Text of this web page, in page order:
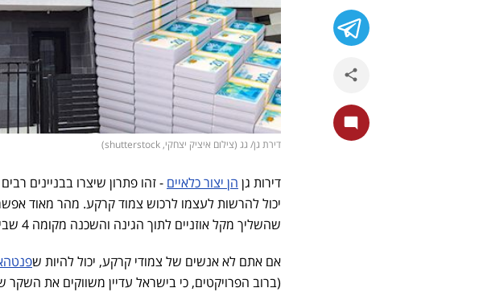
דירת גן/ גג (צילום איציק יצחקי, shutterstock)
דירות גן הן יצור כלאיים - זהו פתרון שיצרו בבניינים
יכול להרשות לעצמו לרכוש צמוד קרקע. מהר מאוד
שהשליך מקל אוזניים לתוך הגינה והשכנה מקומה 4 שביקשה מכם לדבר יותר בשקט כי הילדים ישנים.
אם אתם לא אנשים של צמודי קרקע, יכול להיות ש
(ברוב הפרויקטים, כי בישראל עדיין משווקים את